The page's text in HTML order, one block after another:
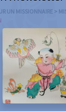
UN MISSIONNAIRE >